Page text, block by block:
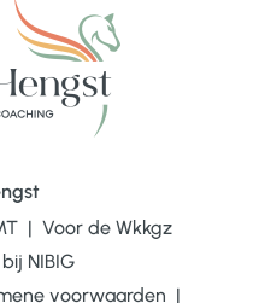
| Voor de Wkkgz
NIBIG
voorwaarden |